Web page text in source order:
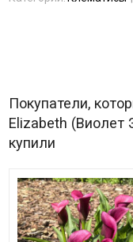
Покупатели,
Elizabeth (Виолет
купили